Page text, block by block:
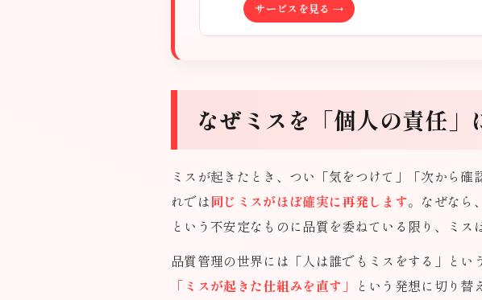
サービスを見る →
なぜミスを「個人の責任
ミスが起きたとき、つい「気をつけて」「次から
れでは同じミスがほぼ確実に再発します。なぜなら
という不安定なものに品質を委ねている限り、ミス
品質管理の世界には「人は誰でもミスをする」とい
「ミスが起きた仕組みを直す」
という発想に切り